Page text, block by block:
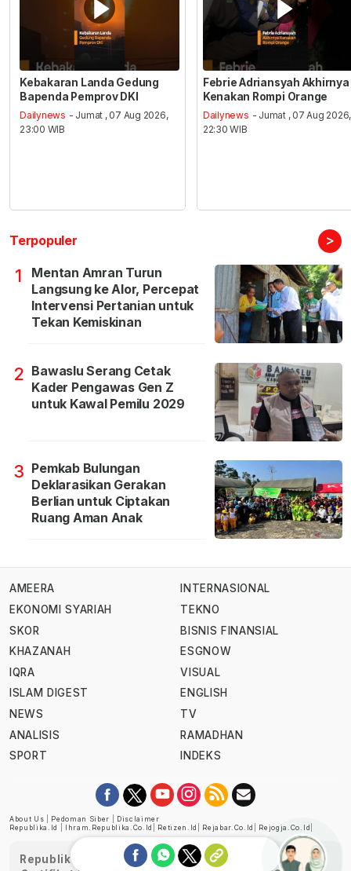
Kebakaran Landa Gedung
Bapenda Pemprov DKI
Dailynews - Jumat , 07 Aug 2026,
23:00 WIB
Febrie Adriansyah Akhirnya
Kenakan Rompi Orange
Dailynews - Jumat , 07 Aug 2026,
22:30 WIB
Terpopuler >
1
Mentan Amran Turun
Langsung ke Alor, Percepat
Intervensi Pertanian untuk
Tekan Kemiskinan
2 Bawaslu Serang Cetak
Kader Pengawas Gen Z
untuk Kawal Pemilu 2029
3 Pemkab Bulungan
Deklarasikan Gerakan
Berlian untuk Ciptakan
Ruang Aman Anak
AMEERA
EKONOMI SYARIAH
SKOR
KHAZANAH
IQRA
ISLAM DIGEST
NEWS
ANALISIS
SPORT
INTERNASIONAL
TEKNO
BISNIS FINANSIAL
ESGNOW
VISUAL
ENGLISH
TV
RAMADHAN
INDEKS
About Us Pedoman Siber
Disclaimer
Republika.id
Ihram.republika.co.id Retizen.id Rejabar.co.id Rejogja.co.id
Republika telah diverifikasi oleh Dewan Pers